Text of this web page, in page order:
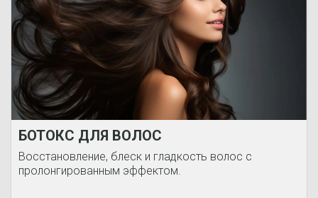
БОТОКС ДЛЯ ВОЛОС
Восстановление, блеск и гладкость волос с
пролонгированным эффектом.